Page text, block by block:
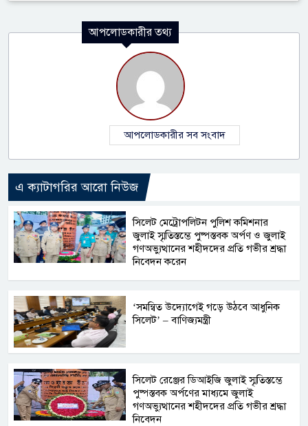
আপলোডকারীর তথ্য
আপলোডকারীর সব সংবাদ
এ ক্যাটাগরির আরো নিউজ
সিলেট মেট্রোপলিটন পুলিশ কমিশনার
জুলাই স্মৃতিস্তম্ভে পুষ্পস্তবক অর্পণ ও জুলাই
গণঅভ্যুত্থানের শহীদদের প্রতি গভীর শ্রদ্ধা
নিবেদন করেন
‘সমন্বিত উদ্যোগেই গড়ে উঠবে আধুনিক
সিলেট’ – বাণিজ্যমন্ত্রী
সিলেট রেঞ্জের ডিআইজি জুলাই স্মৃতিস্তম্ভে
পুষ্পস্তবক অর্পণের মাধ্যমে জুলাই
গণঅভ্যুত্থানের শহীদদের প্রতি গভীর শ্রদ্ধা
নিবেদন